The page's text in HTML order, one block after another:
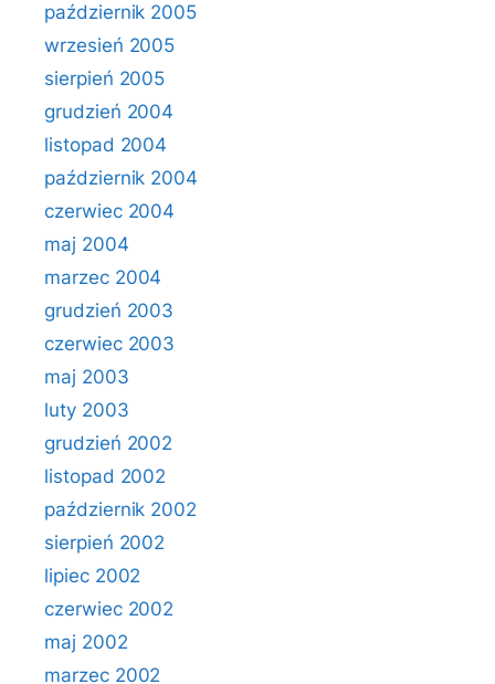
październik 2005
wrzesień 2005
sierpień 2005
grudzień 2004
listopad 2004
październik 2004
czerwiec 2004
maj 2004
marzec 2004
grudzień 2003
czerwiec 2003
maj 2003
luty 2003
grudzień 2002
listopad 2002
październik 2002
sierpień 2002
lipiec 2002
czerwiec 2002
maj 2002
marzec 2002